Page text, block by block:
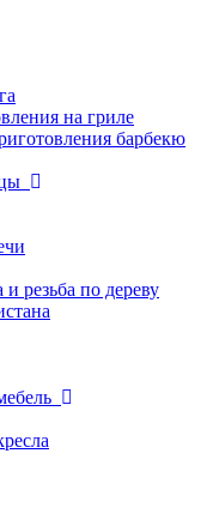
на гриле
барбекю
резьба по дереву